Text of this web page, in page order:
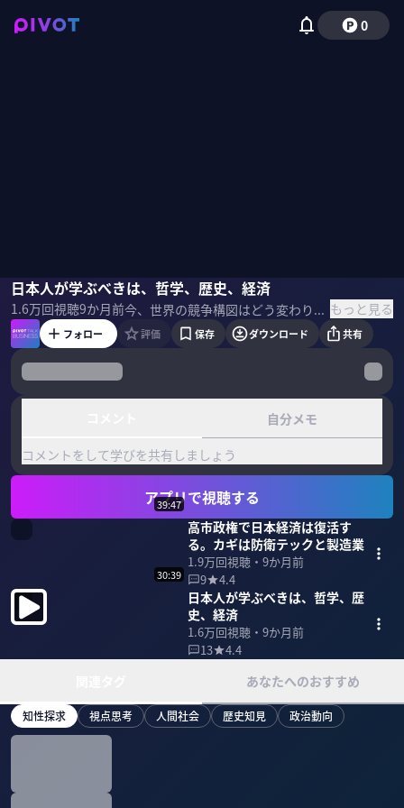
0
日本人が学ぶべきは、哲学、歴史、経済
1.6万回視聴9か月前 今、世界の競争構図はどう変わりつつあるのか？なぜ米国は日本を求めるのか？高市政権下で日本経済はどう進化するのか？新しい時代に、日本の大人と子どもはどう学ぶべきか？地政学のプロである、田村耕太郎・シンガポール国立大学リー・クアンユー公共政策大学院兼任教授に聞いた。 ＜ゲスト＞ 田村耕太郎｜シンガポール国立大学 リー・クアンユー公共政策大学院 兼任教授 早大卒後、慶大MBA、イェール大院等修了。山一證券、大阪日日新聞社長を経て参院議員。第1次安倍内閣で内閣府政務官を務める。14年よりシンガポール国立大兼任教授。22年よりカリフォルニア大でも主宰。地政学講座の修了生は600名を超える。メルマガを配信中: もっと見る
田村耕太郎佐々木紀彦
フォロー 評価 保存 ダウンロード 共有
自分メモ
コメントをして学びを共有しましょう
アプリで視聴する
39:47
高市政権で日本経済は復活す
る。カギは防衛テックと製造業
1.9万回視聴・ 9か月前
9
4.4
30:39
日本人が学ぶべきは、哲学、歴
史、経済
1.6万回視聴・ 9か月前
13
4.4
あなたへのおすすめ
知性探求 視点思考 人間社会 歴史知見 政治動向